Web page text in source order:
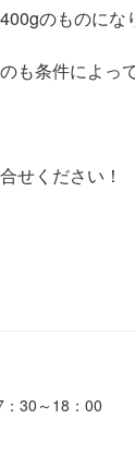
のものにな
も条件によっ
せください！
30～18：00